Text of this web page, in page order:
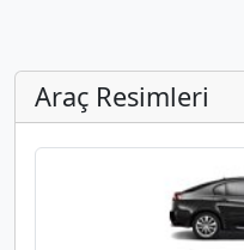
Araç Resimleri